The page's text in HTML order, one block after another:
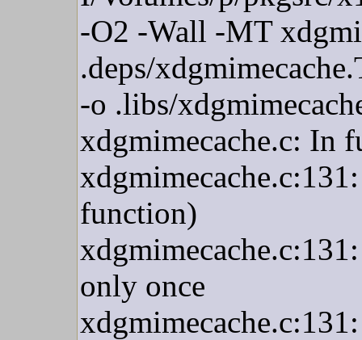
-O2 -Wall -MT
.deps/
-o .libs/
xdgmimecache.c: In
function)
only once